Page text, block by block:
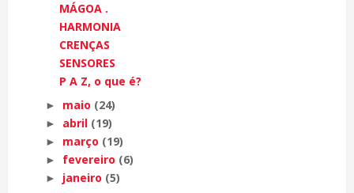
MÁGOA .
HARMONIA
CRENÇAS
SENSORES
P A Z, o que é?
► maio (24)
► abril (19)
► março (19)
► fevereiro (6)
► janeiro (5)